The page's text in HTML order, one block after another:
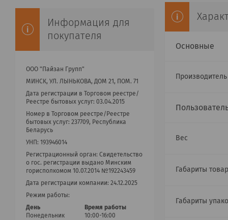
Основные
Вес
Габариты
Габариты
Информация для
покупателя
ООО "Пайзан Групп"
МИНСК, УЛ. ЛЫНЬКОВА, ДОМ 21, ПОМ. 71
Дата регистрации в Торговом реестре/
Реестре бытовых услуг: 03.04.2015
Номер в Торговом реестре/Реестре
бытовых услуг: 237709, Республика
Беларусь
УНП: 193946014
Регистрационный орган: Cвидетельство
о гос. регистрации выдано Минским
горисполкомом 10.07.2014 №192243459
Дата регистрации компании: 24.12.2025
Режим работы:
День
Время работы
Понедельник
10:00-16:00